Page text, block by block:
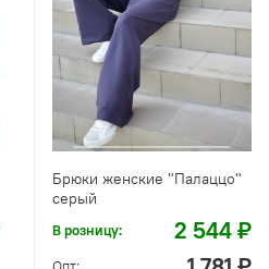
Брюки женские "Палаццо"
серый
В розницу: 2 544 ₽